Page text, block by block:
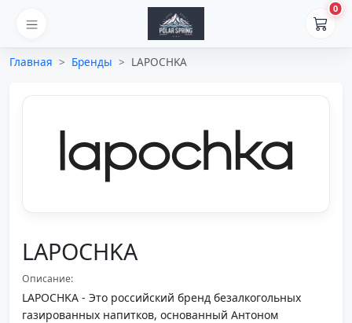
0
Главная Бренды LAPOCHKA
LAPOCHKA
Описание:
LAPOCHKA - Это российский бренд безалкогольных
газированных напитков, основанный Антоном